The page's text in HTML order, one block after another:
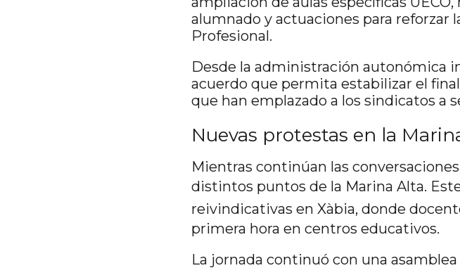
alumnado y actuaciones para reforzar
Profesional.
Desde la administración autonómica
acuerdo que permita estabilizar el
que han emplazado a los sindicatos a
Nuevas protestas en la
Mientras continúan las
distintos puntos de la Marina Alta.
reivindicativas en Xàbia, donde
primera hora en centros educativos.
La jornada continuó con una